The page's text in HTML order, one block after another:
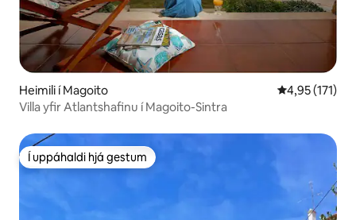
Heimili í Magoito 4,95 af 5 í
4,95 (171)
Villa yfir Atlantshafinu í Magoito-Sintra
Í uppáhaldi hjá gestum
Í uppáhaldi hjá gestum